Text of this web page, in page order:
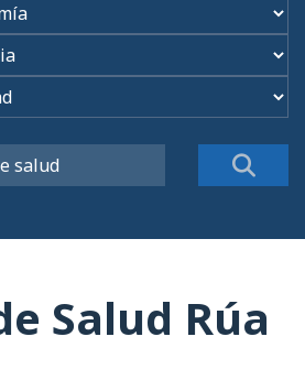
Salud Rúa